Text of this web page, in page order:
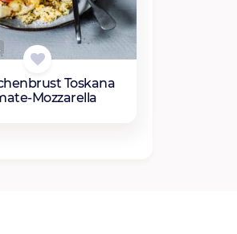
Toskana
Mozzarella